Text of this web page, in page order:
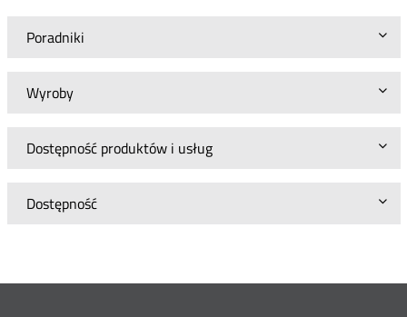
Poradniki
Wyroby
Dostępność produktów i usług
Dostępność